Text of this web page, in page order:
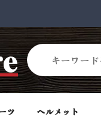
ツ ヘルメット